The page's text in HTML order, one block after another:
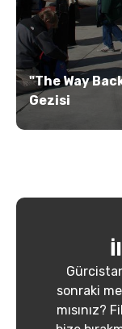
"The Way
Gezisi
sonraki
mısınız?